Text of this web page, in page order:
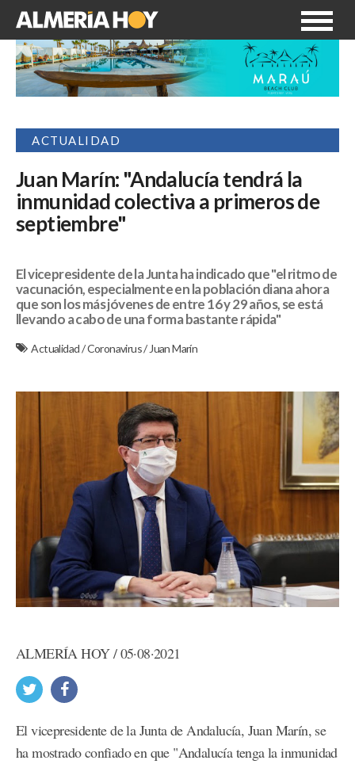
ACTUALIDAD
Juan Marín: "Andalucía tendrá la
inmunidad colectiva a primeros de
septiembre"
El vicepresidente de la Junta ha indicado que "el ritmo de
vacunación, especialmente en la población diana ahora
que son los más jóvenes de entre 16 y 29 años, se está
llevando a cabo de una forma bastante rápida"
Actualidad/Coronavirus/ Juan Marín
ALMERÍA HOY / 05·08·2021
El vicepresidente de la Junta de Andalucía, Juan Marín, se
ha mostrado confiado en que "Andalucía tenga la inmunidad